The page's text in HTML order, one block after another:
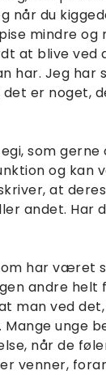
når du
mindre og
at blive ved
har. Jeg har
er noget,
som
og
at
andet. Har
har været
andre
man ved
unge
når de
venner,